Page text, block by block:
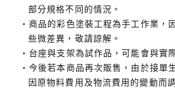
部分規格不同的情況。
商品的彩色塗裝工程為手工作業，
些微差異，敬請諒解。
台座與支架為試作品，可能會與實
今後若本商品再次販售，由於接單
因原物料費用及物流費用的變動而